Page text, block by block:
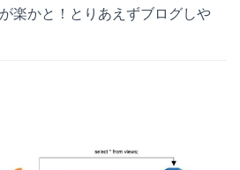
楽かと！とりあえずブログしや